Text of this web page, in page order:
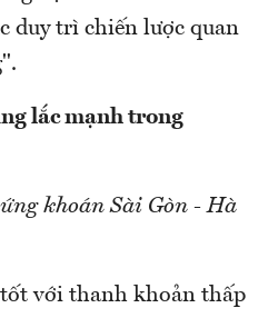
duy trì chiến lược quan
lắc mạnh trong
khoán Sài Gòn - Hà
với thanh khoản thấp